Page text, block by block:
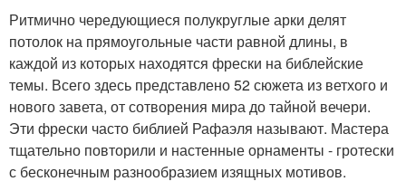
Ритмично чередующиеся полукруглые арки делят
потолок на прямоугольные части равной длины, в
каждой из которых находятся фрески на библейские
темы. Всего здесь представлено 52 сюжета из ветхого и
нового завета, от сотворения мира до тайной вечери.
Эти фрески часто библией Рафаэля называют. Мастера
тщательно повторили и настенные орнаменты - гротески
с бесконечным разнообразием изящных мотивов.